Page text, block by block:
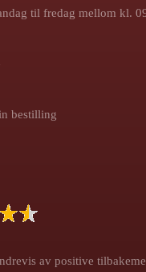
til fredag mellom kl.
bestilling
av positive